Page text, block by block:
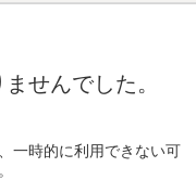
せんでした。
一時的に利用できない可